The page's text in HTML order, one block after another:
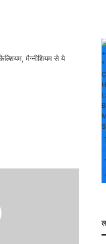
मैग्नीशियम से ये
+
°
C
L: